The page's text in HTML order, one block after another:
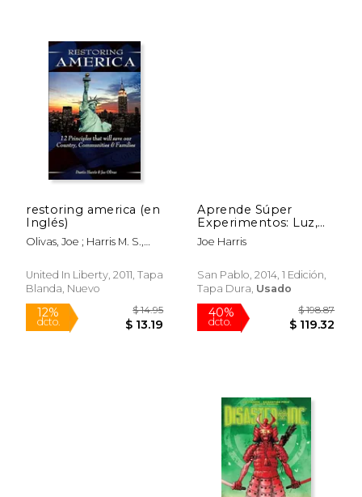
15%
dcto. $ 59.49
restoring america (en
Inglés)
Olivas, Joe ; Harris M. S.,
United In Liberty, 2011, Tapa
Blanda, Nuevo
Aprende Súper
Experimentos: Luz,
Sonido, Gravedad,
Magnetismo,
Radiación,
Conducción, Plantas.
Destrezas)
Joe Harris
San Pablo, 2014, 1 Edición,
Tapa Dura, Usado